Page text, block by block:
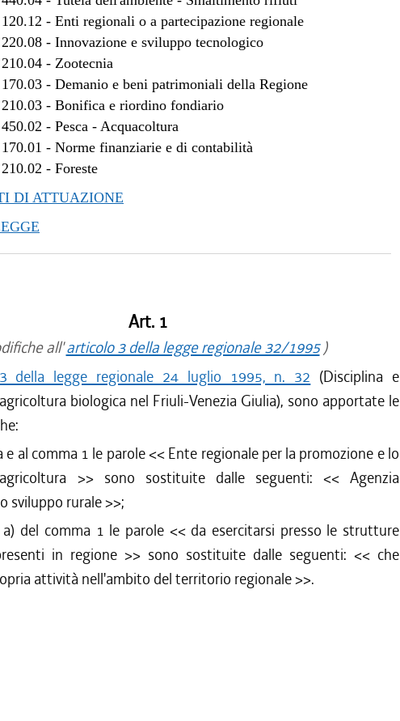
120.12 -Enti regionali o a partecipazione regionale
220.08 -Innovazione e sviluppo tecnologico
210.04 -Zootecnia
170.03 -Demanio e beni patrimoniali della Regione
210.03 -Bonifica e riordino fondiario
450.02 -Pesca - Acquacoltura
170.01 -Norme finanziarie e di contabilità
210.02 -Foreste
DI ATTUAZIONE
Art. 1
all'articolo 3 della legge regionale 32/1995)
della legge regionale 24 luglio 1995, n. 32 (Disciplina e
biologica nel Friuli-Venezia Giulia), sono apportate le
e al comma 1 le parole << Ente regionale per la promozione e lo
>> sono sostituite dalle seguenti: <<Agenzia
sviluppo rurale>>;
del comma 1 le parole << da esercitarsi presso le strutture
in regione>> sono sostituite dalle seguenti: << che
attività nell'ambito del territorio regionale>>.